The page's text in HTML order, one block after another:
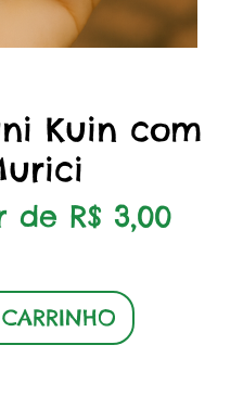
Kuin com
de R$ 3,00